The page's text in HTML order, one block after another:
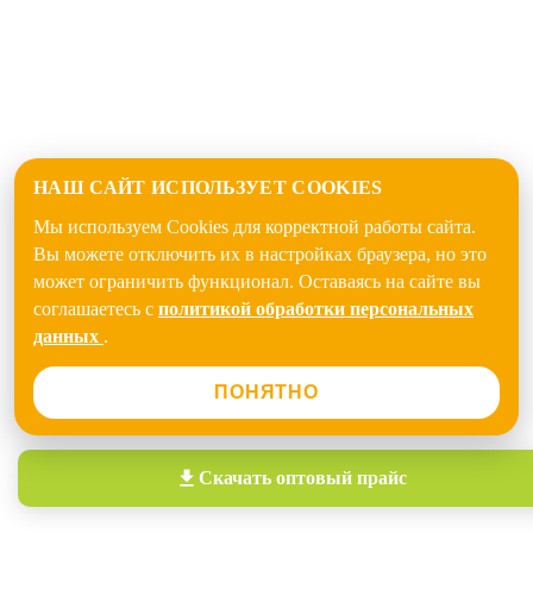
НАШ САЙТ ИСПОЛЬЗУЕТ COOKIES
Мы используем Cookies для корректной работы сайта.
Вы можете отключить их в настройках браузера, но это
может ограничить функционал. Оставаясь на сайте вы
соглашаетесь с политикой обработки персональных
данных .
ПОНЯТНО
Скачать оптовый прайс